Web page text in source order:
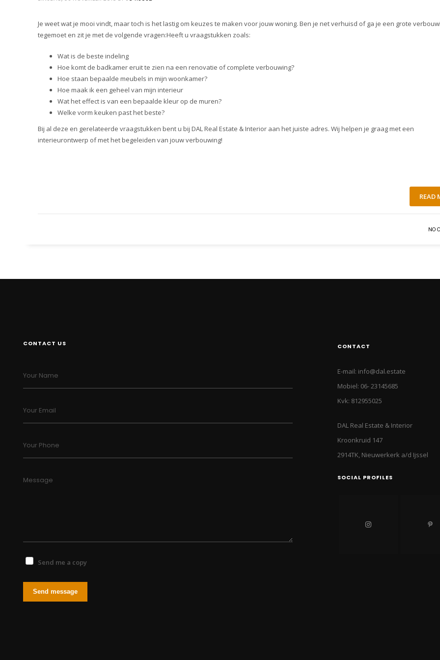
Je weet wat je mooi vindt, maar toch is het lastig om keuzes te maken voor jouw woning. Ben je net verhuisd of ga je een grote
tegemoet en zit je met de volgende vragen:Heeft u vraagstukken zoals:
Wat is de beste indeling
Hoe komt de badkamer eruit te zien na een renovatie of complete verbouwing?
Hoe staan bepaalde meubels in mijn woonkamer?
Hoe maak ik een geheel van mijn interieur
Wat het effect is van een bepaalde kleur op de muren?
Welke vorm keuken past het beste?
Bij al deze en gerelateerde vraagstukken bent u bij DAL Real Estate & Interior aan het juiste adres. Wij helpen je graag met een
interieurontwerp of met het begeleiden van jouw verbouwing!
READ
NO
CONTACT US
Your Name
Your Email
Your Phone
Message
Send me a copy
Send message
CONTACT
E-mail: info@dal.estate
Mobiel: 06- 23145685
Kvk: 812955025
DAL Real Estate & Interior
Kroonkruid 147
2914TK, Nieuwerkerk a/d Ijssel
SOCIAL PROFILES